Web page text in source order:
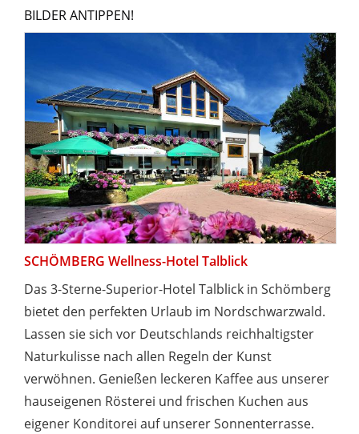
BILDER ANTIPPEN!
SCHÖMBERG Wellness-Hotel Talblick
Das 3-Sterne-Superior-Hotel Talblick in Schömberg
bietet den perfekten Urlaub im Nordschwarzwald.
Lassen sie sich vor Deutschlands reichhaltigster
Naturkulisse nach allen Regeln der Kunst
verwöhnen. Genießen leckeren Kaffee aus unserer
hauseigenen Rösterei und frischen Kuchen aus
eigener Konditorei auf unserer Sonnenterrasse.